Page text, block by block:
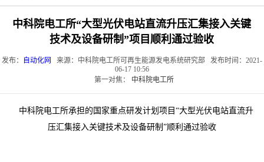
中科院电工所“大型光伏电站直流升压汇集接入关键
技术及设备研制”项目顺利通过验收
发布： 自动化网
来源：中科院电工所可再生能源发电系统研究部 发布时间：2021-
06-17 10:56
第一对焦：
中科院电工所
中科院电工所承担的国家重点研发计划项目“大型光伏电站直流升
压汇集接入关键技术及设备研制”顺利通过验收